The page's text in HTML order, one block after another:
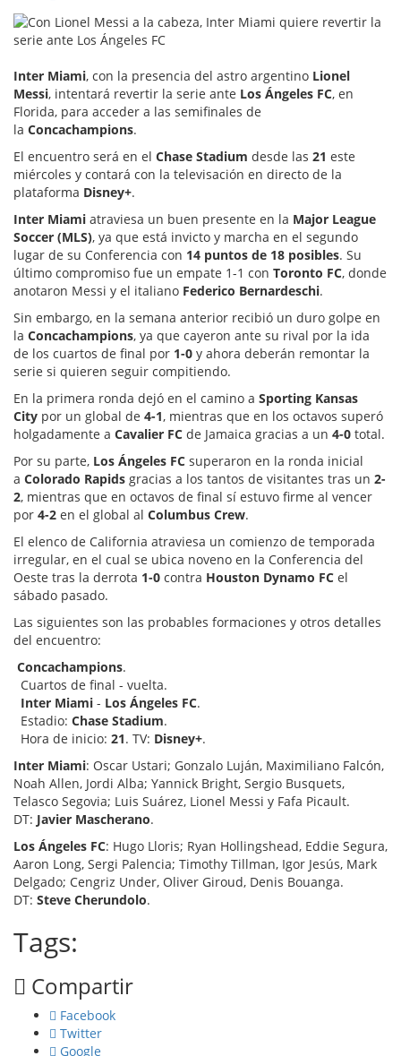
Inter Miami, con la presencia del astro argentino Lionel
Messi, intentará revertir la serie ante Los Ángeles FC, en
Florida, para acceder a las semifinales de
la Concachampions.
El encuentro será en el Chase Stadium desde las 21 este
miércoles y contará con la televisación en directo de la
plataforma Disney+.
Inter Miami atraviesa un buen presente en la Major League
Soccer (MLS), ya que está invicto y marcha en el segundo
lugar de su Conferencia con 14 puntos de 18 posibles. Su
último compromiso fue un empate 1-1 con Toronto FC, donde
anotaron Messi y el italiano Federico Bernardeschi.
Sin embargo, en la semana anterior recibió un duro golpe en
la Concachampions, ya que cayeron ante su rival por la ida
de los cuartos de final por 1-0 y ahora deberán remontar la
serie si quieren seguir compitiendo.
En la primera ronda dejó en el camino a Sporting Kansas
City por un global de 4-1, mientras que en los octavos superó
holgadamente a Cavalier FC de Jamaica gracias a un 4-0 total.
Por su parte, Los Ángeles FC superaron en la ronda inicial
a Colorado Rapids gracias a los tantos de visitantes tras un 2-
2, mientras que en octavos de final sí estuvo firme al vencer
por 4-2 en el global al Columbus Crew.
El elenco de California atraviesa un comienzo de temporada
irregular, en el cual se ubica noveno en la Conferencia del
Oeste tras la derrota 1-0 contra Houston Dynamo FC el
sábado pasado.
Las siguientes son las probables formaciones y otros detalles
del encuentro:
Concachampions.
Cuartos de final - vuelta.
Inter Miami - Los Ángeles FC.
Estadio: Chase Stadium.
Hora de inicio: 21. TV: Disney+.
Inter Miami: Oscar Ustari; Gonzalo Luján, Maximiliano Falcón,
Noah Allen, Jordi Alba; Yannick Bright, Sergio Busquets,
Telasco Segovia; Luis Suárez, Lionel Messi y Fafa Picault.
DT: Javier Mascherano.
Los Ángeles FC: Hugo Lloris; Ryan Hollingshead, Eddie Segura,
Aaron Long, Sergi Palencia; Timothy Tillman, Igor Jesús, Mark
Delgado; Cengriz Under, Oliver Giroud, Denis Bouanga.
DT: Steve Cherundolo.
Tags:
Compartir
Facebook
Twitter
Google